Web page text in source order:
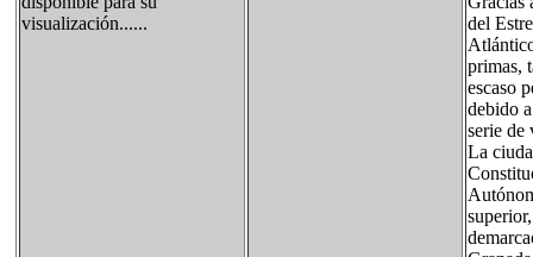
visualización......
del
primas,
escaso
debido
serie de
La